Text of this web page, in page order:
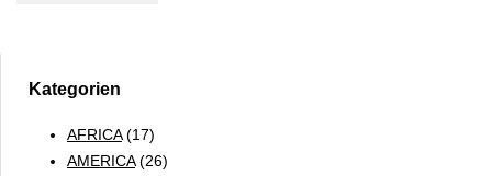
Kategorien
AFRICA(17)
AMERICA(26)